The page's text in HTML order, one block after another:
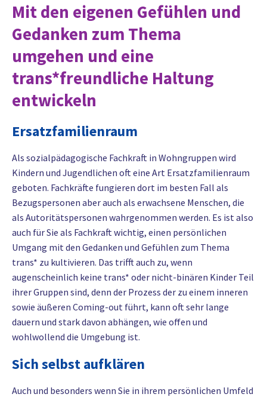
Mit den eigenen Gefühlen und
Gedanken zum Thema
umgehen und eine
trans*freundliche Haltung
entwickeln
Ersatzfamilienraum
Als sozialpädagogische Fachkraft in Wohngruppen wird
Kindern und Jugendlichen oft eine Art Ersatzfamilienraum
geboten. Fachkräfte fungieren dort im besten Fall als
Bezugspersonen aber auch als erwachsene Menschen, die
als Autoritätspersonen wahrgenommen werden. Es ist also
auch für Sie als Fachkraft wichtig, einen persönlichen
Umgang mit den Gedanken und Gefühlen zum Thema
trans* zu kultivieren. Das trifft auch zu, wenn
augenscheinlich keine trans* oder nicht-binären Kinder Teil
ihrer Gruppen sind, denn der Prozess der zu einem inneren
sowie äußeren Coming-out führt, kann oft sehr lange
dauern und stark davon abhängen, wie offen und
wohlwollend die Umgebung ist.
Sich selbst aufklären
Auch und besonders wenn Sie in ihrem persönlichen Umfeld